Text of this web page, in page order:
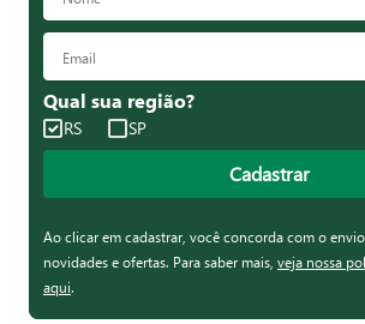
Qual sua região?
RS SP
Cadastrar
Ao clicar em cadastrar, você concorda com o
novidades e ofertas. Para saber mais, veja nossa
aqui.